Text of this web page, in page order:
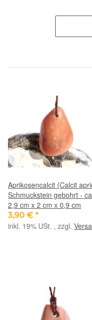
Aprikosencalcit (Calcit
Schmuckstein gebohrt -
2,9 cm x 2 cm x 0,9 cm
3,90 € *
inkl. 19% USt. , zzgl.